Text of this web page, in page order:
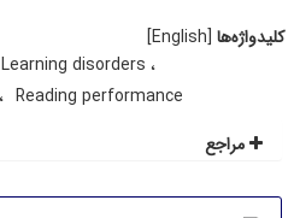
کلیدواژه‌ها [English]
Learning disorders
Reading performance
مراجع